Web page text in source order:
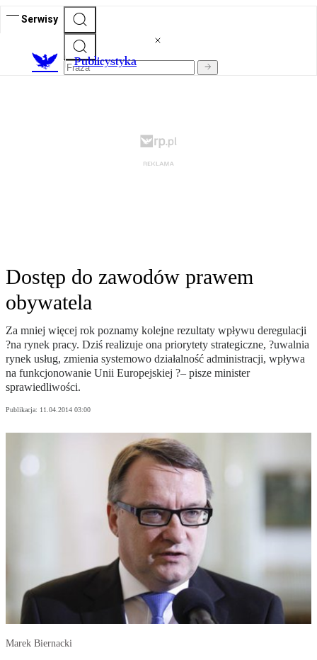
Serwisy
Publicystyka
Dostęp do zawodów prawem
obywatela
Za mniej więcej rok poznamy kolejne rezultaty wpływu deregulacji
?na rynek pracy. Dziś realizuje ona priorytety strategiczne, ?uwalnia
rynek usług, zmienia systemowo działalność administracji, wpływa
na funkcjonowanie Unii Europejskiej ?– pisze minister
sprawiedliwości.
Publikacja: 11.04.2014 03:00
Marek Biernacki